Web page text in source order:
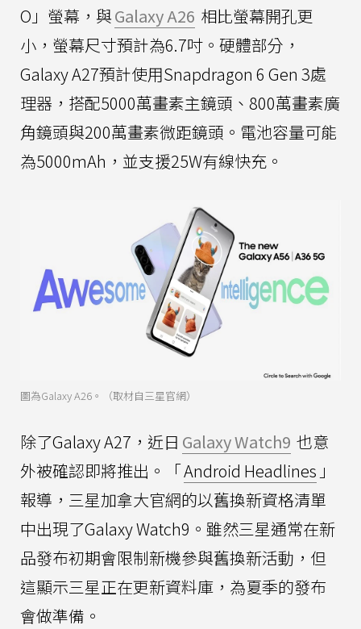
O」螢幕，與Galaxy A26 相比螢幕開孔更
小，螢幕尺寸預計為6.7吋。硬體部分，
Galaxy A27預計使用Snapdragon 6 Gen 3處
理器，搭配5000萬畫素主鏡頭、800萬畫素廣
角鏡頭與200萬畫素微距鏡頭。電池容量可能
為5000mAh，並支援25W有線快充。
圖為Galaxy A26。（取材自三星官網）
除了Galaxy A27，近日 Galaxy Watch9 也意
外被確認即將推出。「Android Headlines 」
報導，三星加拿大官網的以舊換新資格清單
中出現了Galaxy Watch9。雖然三星通常在新
品發布初期會限制新機參與舊換新活動，但
這顯示三星正在更新資料庫，為夏季的發布
會做準備。